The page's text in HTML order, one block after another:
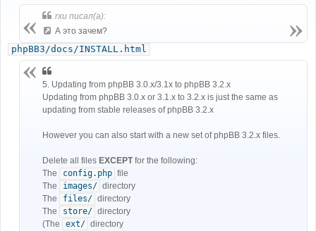
и
е
rxu писал(а):
А это зачем?
phpBB3/docs/INSTALL.html
5. Updating from phpBB 3.0.x/3.1x to phpBB 3.2.x
Updating from phpBB 3.0.x or 3.1.x to 3.2.x is just the same as
updating from stable releases of phpBB 3.2.x
However you can also start with a new set of phpBB 3.2.x files.
Delete all files EXCEPTfor the following:
The
config.php file
The
images/ directory
The
files/ directory
The
store/ directory
(The
ext/ directory